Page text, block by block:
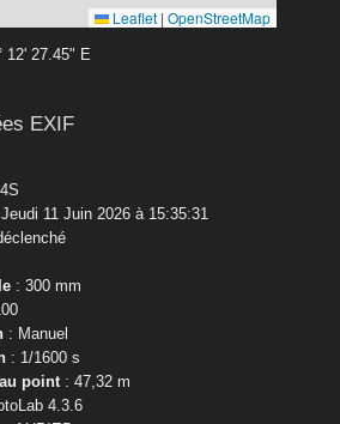
Leaflet | OpenStreetMap
12' 27.45" E
EXIF
11 Juin 2026 à 15:35:31
: 300 mm
: Manuel
: 1/1600 s
point: 47,32 m
4.3.6